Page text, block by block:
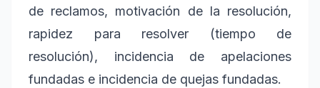
de reclamos, motivación de la resolución,
rapidez para resolver (tiempo de
resolución), incidencia de apelaciones
fundadas e incidencia de quejas fundadas.